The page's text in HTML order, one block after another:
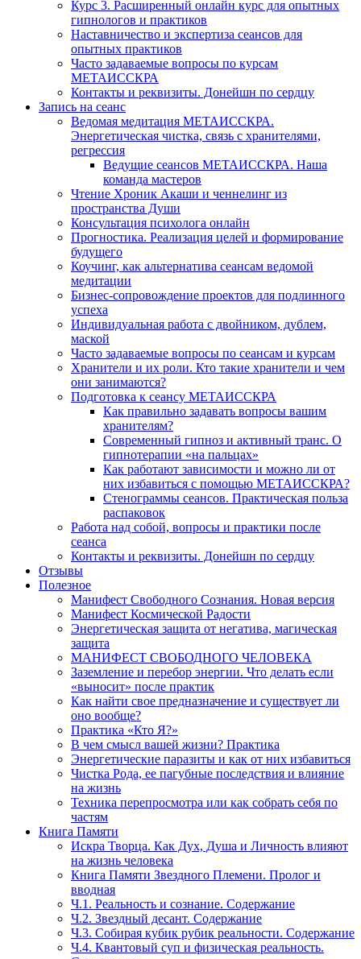
Курс 3. Расширенный онлайн курс для опытных
гипнологов и практиков
Наставничество и экспертиза сеансов для
опытных практиков
Часто задаваемые вопросы по курсам
МЕТАИССКРА
Контакты и реквизиты. Донейшн по сердцу
Запись на сеанс
Ведомая медитация МЕТАИССКРА.
Энергетическая чистка, связь с хранителями,
регрессия
Ведущие сеансов МЕТАИССКРА. Наша
команда мастеров
Чтение Хроник Акаши и ченнелинг из
пространства Души
Консультация психолога онлайн
Прогностика. Реализация целей и формирование
будущего
Коучинг, как альтернатива сеансам ведомой
медитации
Бизнес-сопровождение проектов для подлинного
успеха
Индивидуальная работа с двойником, дублем,
маской
Часто задаваемые вопросы по сеансам и курсам
Хранители и их роли. Кто такие хранители и чем
они занимаются?
Подготовка к сеансу МЕТАИССКРА
Как правильно задавать вопросы вашим
хранителям?
Современный гипноз и активный транс. О
гипнотерапии «на пальцах»
Как работают зависимости и можно ли от
них избавиться с помощью МЕТАИССКРА?
Стенограммы сеансов. Практическая польза
распаковок
Работа над собой, вопросы и практики после
сеанса
Контакты и реквизиты. Донейшн по сердцу
Отзывы
Полезное
Манифест Свободного Сознания. Новая версия
Манифест Космической Радости
Энергетическая защита от негатива, магическая
защита
МАНИФЕСТ СВОБОДНОГО ЧЕЛОВЕКА
Заземление и перебор энергии. Что делать если
«выносит» после практик
Как найти свое предназначение и существует ли
оно вообще?
Практика «Кто Я?»
В чем смысл вашей жизни? Практика
Энергетические паразиты и как от них избавиться
Чистка Рода, ее пагубные последствия и влияние
на жизнь
Техника перепросмотра или как собрать себя по
частям
Книга Памяти
Искра Творца. Как Дух, Душа и Личность влияют
на жизнь человека
Книга Памяти Звездного Племени. Пролог и
вводная
Ч.1. Реальность и сознание. Содержание
Ч.2. Звездный десант. Содержание
Ч.3. Собирая кубик рубик реальности. Содержание
Ч.4. Квантовый суп и физическая реальность.